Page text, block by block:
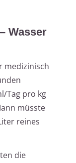
Wasser
medizinisch
Tag pro kg
müsste
reines
die